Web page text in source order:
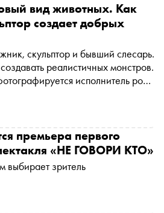
вид животных. Как
создает добрых
скульптор и бывший слесарь.
реалистичных монстров.
исполнитель роли
заказывают
художник рассказал «Снобу»,
какими ужасами он
даже самого отвратительного
премьера первого
«НЕ ГОВОРИ КТО»
выбирает зритель